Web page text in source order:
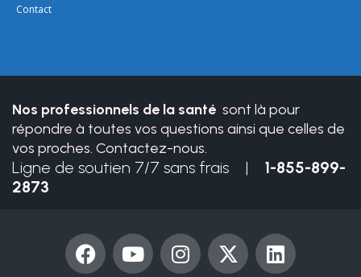
leave
Contact
Nos professionnels de la santé sont là pour
répondre à toutes vos questions ainsi que celles de
vos proches. Contactez-nous.
Ligne de soutien 7/7 sans frais | 1-855-899-
2873
F
a
Y
o
I
n
X
-
L
i